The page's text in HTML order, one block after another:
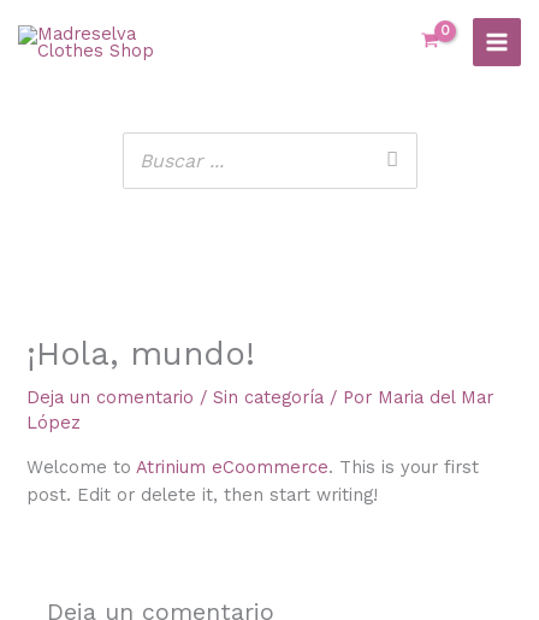
¡Hola, mundo!
Deja un comentario /Sin categoría / Por Maria del Mar
López
Welcome to Atrinium eCoommerce. This is your first
post. Edit or delete it, then start writing!
Deja un comentario